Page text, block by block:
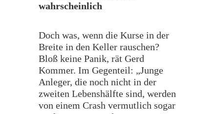
wahrscheinlich
​Doch was, wenn die Kurse in der
Breite in den Keller rauschen?
Bloß keine Panik, rät Gerd
Kommer. Im Gegenteil: „Junge
Anleger, die noch nicht in der
zweiten Lebenshälfte sind, werden
von einem Crash vermutlich sogar